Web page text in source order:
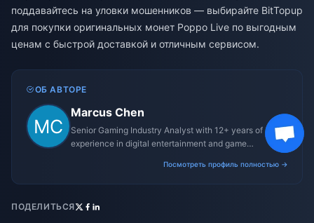
поддавайтесь на уловки мошенников — выбирайте BitTopup
для покупки оригинальных монет Poppo Live по выгодным
ценам с быстрой доставкой и отличным сервисом.
ОБ АВТОРЕ
Marcus Chen
Senior Gaming Industry Analyst with 12+ years of
experience in digital entertainment and game
Посмотреть профиль полностью →
ПОДЕЛИТЬСЯ